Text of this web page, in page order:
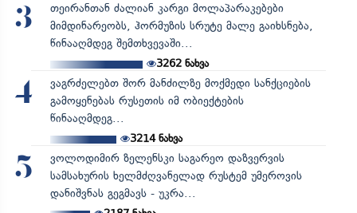
3
თეირანთან ძალიან კარგი მოლაპარაკებები
მიმდინარეობს, ჰორმუზის სრუტე მალე გაიხსნება,
წინააღმდეგ შემთხვევაში...
3262ნახვა
4
ვაგრძელებთ შორ მანძილზე მოქმედი სანქციების
გამოყენებას რუსეთის იმ ობიექტების
წინააღმდეგ...
3214ნახვა
5
ვოლოდიმირ ზელენსკი საგარეო დაზვერვის
სამსახურის ხელმძღვანელად რუსტემ უმეროვის
დანიშვნას გეგმავს - უკრა...